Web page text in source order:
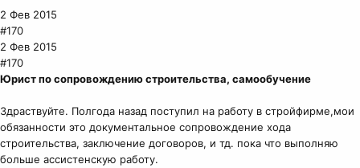
2 Фев 2015
#170
2 Фев 2015
#170
Юрист по сопровождению строительства, самообучение
Здраствуйте. Полгода назад поступил на работу в стройфирме,мои
обязанности это документальное сопровождение хода
строительства, заключение договоров, и тд. пока что выполняю
больше ассистенскую работу.